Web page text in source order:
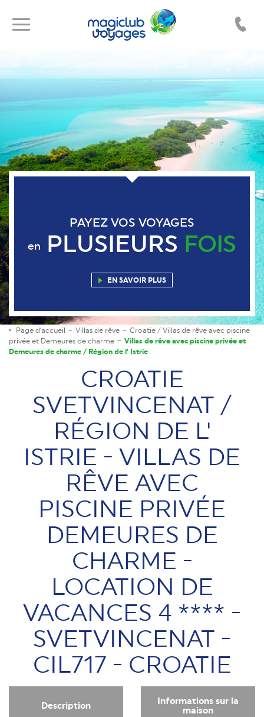
Toggle
Toggle
navigation
PAYEZ VOS VOYAGES
en PLUSIEURS FOIS
EN SAVOIR PLUS
Page d'accueil Villas de rêve
Croatie / Villas de rêve avec piscine
privée et Demeures de charme
Villas de rêve avec piscine privée et
Demeures de charme / Région de l' Istrie
CROATIE
SVETVINCENAT /
RÉGION DE L'
ISTRIE - VILLAS DE
RÊVE AVEC
PISCINE PRIVÉE
DEMEURES DE
CHARME -
LOCATION DE
VACANCES 4 **** -
SVETVINCENAT -
CIL717 - CROATIE
Description
Informations sur la
maison